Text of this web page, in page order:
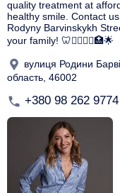
quality treatment at
healthy smile. Contact
Rodyny Barvinskykh
your family! 🦷👩‍⚕️👨‍⚕️🏥🌟
вулиця Родини
область, 46002
+380 98 262 9774